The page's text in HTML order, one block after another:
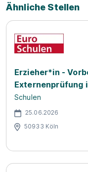
Ähnliche Stellen
Erzieher*in -
Externenprüfung
Schulen
25.06.2026
50933 Köln